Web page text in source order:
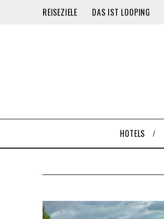
REISEZIELE DAS IST LOOPING
HOTELS